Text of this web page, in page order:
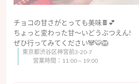
チョコの甘さがとっても美味🍫💕
ちょっと変わった甘〜いどうぶつえん!
ぜひ行ってみてください🐼🐯🦁
東京都渋谷区神宮前3-20-7
営業時間：11:00～19:00